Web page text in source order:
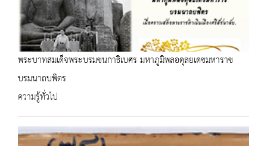
พระบาทสมเด็จพระบรมชนกาธิเบศร มหาภูมิพลอดุลยเดชมหาราช
บรมนาถบพิตร
ความรู้ทั่วไป